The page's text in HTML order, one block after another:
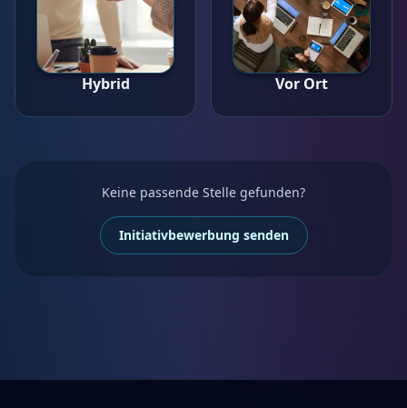
Hybrid Vor Ort
Keine passende Stelle gefunden?
Initiativbewerbung senden